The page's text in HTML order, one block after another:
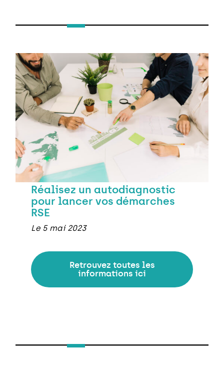
Réalisez un autodiagnostic
pour lancer vos démarches
RSE
Le 5 mai 2023
Retrouvez toutes les
informations ici